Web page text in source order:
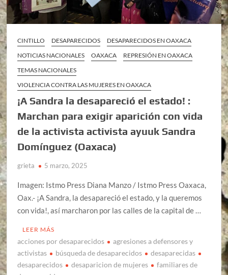
CINTILLO DESAPARECIDOS
DESAPARECIDOS EN OAXACA
NOTICIAS NACIONALES
OAXACA
REPRESIÓN EN OAXACA
TEMAS NACIONALES
VIOLENCIA CONTRA LAS MUJERES EN OAXACA
¡A Sandra la desapareció el estado! :
Marchan para exigir aparición con vida
de la activista activista ayuuk Sandra
Domínguez (Oaxaca)
grieta 5 marzo, 2025
Imagen: Istmo Press Diana Manzo / Istmo Press Oaxaca,
Oax.- ¡A Sandra, la desapareció el estado, y la queremos
con vida!, así marcharon por las calles de la capital de …
LEER MÁS
acciones por desaparecidos
agresiones a defensores y
activistas
búsqueda de desaparecidos
desaparecidas
desaparecidos
desaparicion de mujeres
familiares de